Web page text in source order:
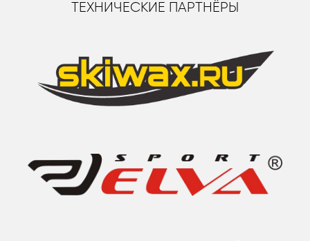
ТЕХНИЧЕСКИЕ ПАРТНЁРЫ